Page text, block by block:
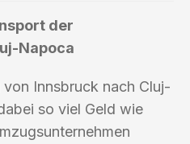
der
Napoca
Innsbruck nach Cluj-
so viel Geld wie